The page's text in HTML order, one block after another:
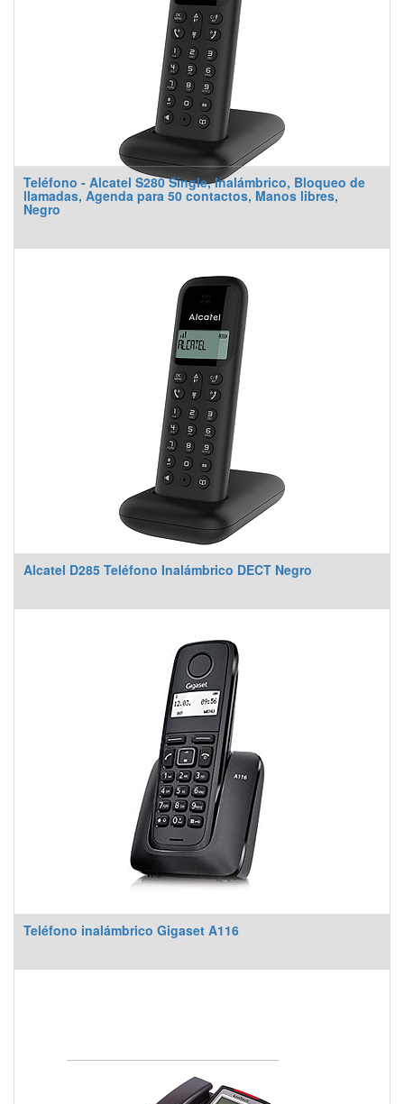
Teléfono - Alcatel S280 Single, Inalámbrico, Bloqueo de
llamadas, Agenda para 50 contactos, Manos libres,
Negro
Alcatel D285 Teléfono Inalámbrico DECT Negro
Teléfono inalámbrico Gigaset A116